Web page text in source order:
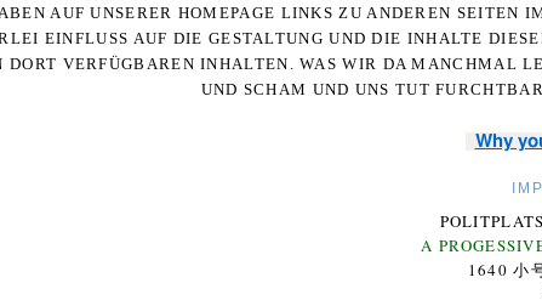
AUF UNSERER HOMEPAGE LINKS ZU ANDEREN SEITEN
EINFLUSS AUF DIE GESTALTUNG UND DIE INHALTE
DORT VERFÜGBAREN INHALTEN. WAS WIR DA MANCHMAL
UND SCHAM UND UNS TUT
Why
A
1640 小